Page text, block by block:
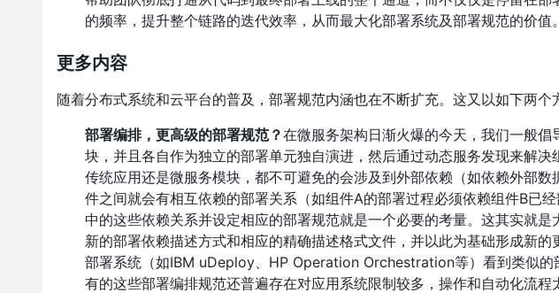
的频率，提升整个链路的迭代效率，从而最大化部署系统及部署规范的价值。
更多内容
随着分布式系统和云平台的普及，部署规范内涵也在不断扩充。这又以如下两个
部署编排，更高级的部署规范？在微服务架构日渐火爆的今天，我们一般
块，并且各自作为独立的部署单元独自演进，然后通过动态服务发现来解
传统应用还是微服务模块，都不可避免的会涉及到外部依赖（如依赖外部
件之间就会有相互依赖的部署关系（如组件A的部署过程必须依赖组件B已
中的这些依赖关系并设定相应的部署规范就是一个必要的考量。这其实就
新的部署依赖描述方式和相应的精确描述格式文件，并以此为基础形成新
部署系统（如IBM uDeploy、HP Operation Orchestration等）看到类似的
有的这些部署编排规范还普遍存在对应用系统限制较多，操作和自动化流